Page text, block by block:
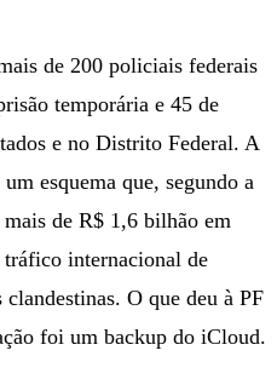
de 200 policiais federais
temporária e 45 de
e no Distrito Federal. A
esquema que, segundo a
de R$ 1,6 bilhão em
internacional de
O que deu à PF
foi um backup do iCloud.